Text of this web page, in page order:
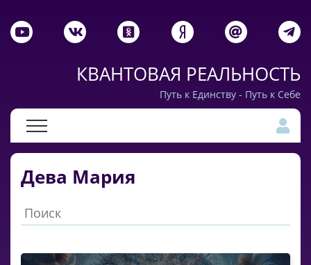
КВАНТОВАЯ РЕАЛЬНОСТЬ
Путь к Единству - Путь к Себе
Дева Мария